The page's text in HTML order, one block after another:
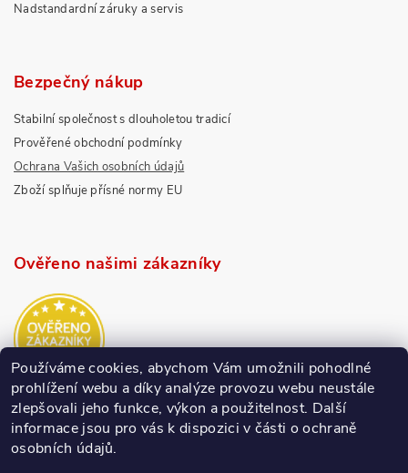
Nadstandardní záruky a servis
Bezpečný nákup
Stabilní společnost s dlouholetou tradicí
Prověřené obchodní podmínky
Ochrana Vašich osobních údajů
Zboží splňuje přísné normy EU
Ověřeno našimi zákazníky
Používáme cookies, abychom Vám umožnili pohodlné
prohlížení webu a díky analýze provozu webu neustále
zlepšovali jeho funkce, výkon a použitelnost. Další
informace jsou pro vás k dispozici v části o ochraně
osobních údajů.